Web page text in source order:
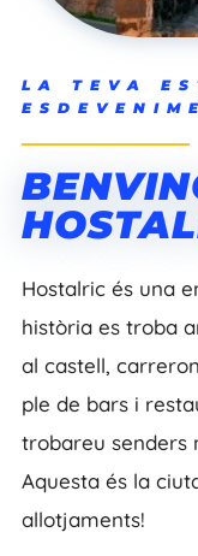
LA TEVA
Hostalric és una
història es troba
al castell,
ple de bars i
trobareu senders
Aquesta és la
allotjaments!